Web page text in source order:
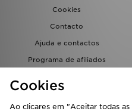
Cookies
Contacto
Ajuda e contactos
Programa de afiliados
Cookies
Ao clicares em "Aceitar todas